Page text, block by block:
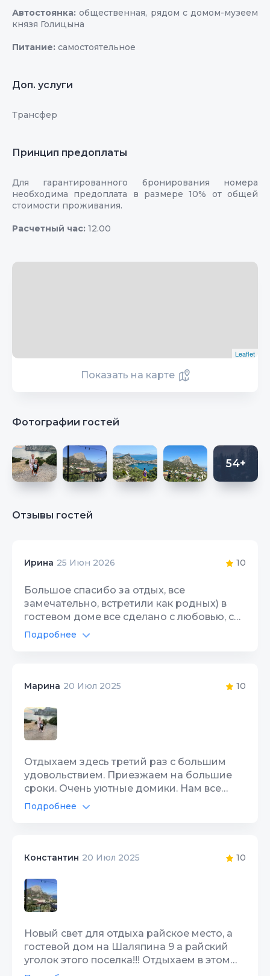
Автостоянка:общественная, рядом с домом-музеем
князя Голицына
Питание: самостоятельное
Доп. услуги
Трансфер
Принцип предоплаты
Для гарантированного бронирования номера
необходима предоплата в размере 10% от общей
стоимости проживания.
Расчетный час: 12.00
Leaflet
Показать на карте
Фотографии гостей
54+
Отзывы гостей
Ирина 25 Июн 2026 10
Большое спасибо за отдых, все
замечательно, встретили как родных) в
гостевом доме все сделано с любовью, с
заботой об отдыхающих. В самом Новом
свете все спокойно и хорошо, чудесное
Подробнее
Марина 20 Июл 2025 10
Отдыхаем здесь третий раз с большим
удовольствием. Приезжаем на большие
сроки. Очень уютные домики. Нам все
нравится. Общительные, гостеприимные
хозяева. Номера чистые, аккуратные, на
вопросом. Отзывчивые, приятные в
добираться до можжевеловой рощи,
Царского пляжа. Обязательно вернемся
сюда и однозначно рекомендуем!
Подробнее
Константин 20 Июл 2025 10
Новый свет для отдыха райское место, а
гостевой дом на Шаляпина 9 а райский
уголок этого поселка!!! Отдыхаем в этом
гостевом доме уже не первый раз , Мария